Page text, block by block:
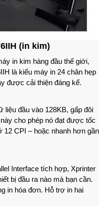
(in kim)
in kim hàng đầu thế giới,
là kiểu máy in 24 chân hẹp
được cải thiện đáng kể.
liệu đầu vào 128KB, gấp đôi
cho phép nó đạt được tốc
12 CPI – hoặc nhanh hơn gần
Interface tích hợp, Xprinter
bị đầu ra nào mà bạn cần.
in hóa đơn. Hỗ trợ in hai